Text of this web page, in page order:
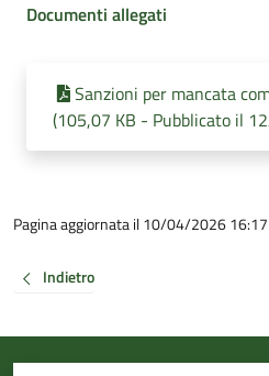
Documenti allegati
Sanzioni per mancata
(105,07 KB - Pubblicato il
Pagina aggiornata il 10/04/2026 16:17
Indietro